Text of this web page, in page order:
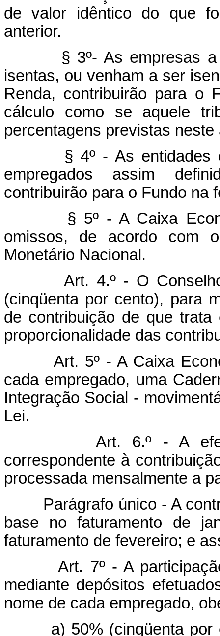
de valor idêntico do que
anterior.
§ 3º- As empresas a
isentas, ou venham a ser
Renda, contribuirão para o
cálculo como se aquele
percentagens previstas neste
§ 4º - As entidades de
empregados assim
contribuirão para o Fundo na
§ 5º - A Caixa
omissos, de acordo com
Monetário Nacional.
Art. 4.º - O
(cinqüenta por cento), para
de contribuição de que
proporcionalidade das
Art. 5º - A Caixa
cada empregado, uma
Integração Social -
Lei.
Art. 6.º - A
correspondente à
processada mensalmente a
Parágrafo único - A
base no faturamento de
faturamento de fevereiro; e
Art. 7º - A
mediante depósitos
nome de cada empregado,
a) 50% (cinqüenta por